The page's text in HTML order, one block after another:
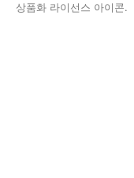
상품화 라이선스 아이콘.